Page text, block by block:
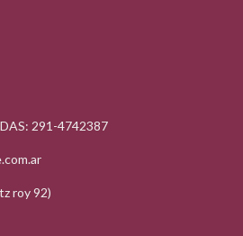
291-4742387
roy 92)